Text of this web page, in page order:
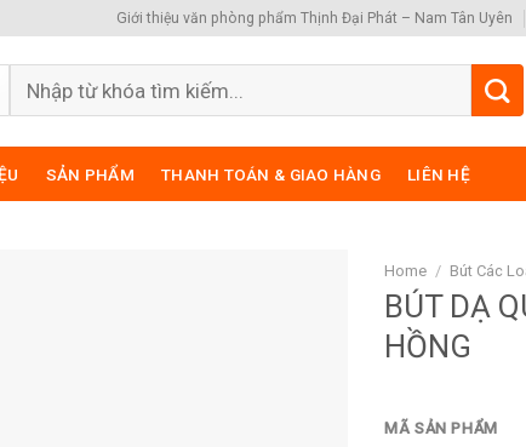
Giới thiệu văn phòng phẩm Thịnh Đại Phát – Nam Tân Uyên
Search
SẢN PHẨM THANH TOÁN & GIAO HÀNG LIÊN HỆ
Home / Bút Các
BÚT DẠ
HỒNG
MÃ SẢN PHẨM